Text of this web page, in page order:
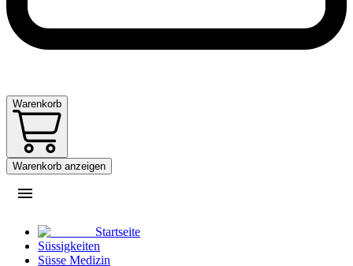
Warenkorb
Warenkorb anzeigen
Startseite
Süssigkeiten
Süsse Medizin